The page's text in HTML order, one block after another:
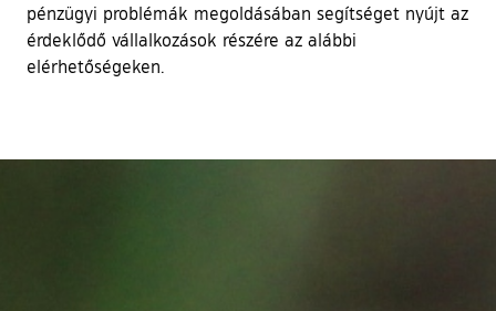
pénzügyi problémák megoldásában segítséget nyújt az
érdeklődő vállalkozások részére az alábbi
elérhetőségeken.